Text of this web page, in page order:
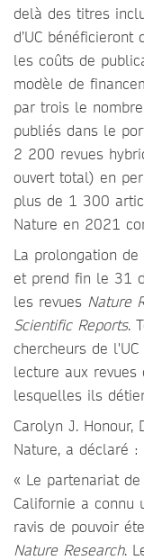
delà des titres
d’UC
les coûts de
modèle de
par trois le
publiés dans le
2 200 revues
ouvert total) en
plus de 1 300
Nature en 2021
La prolongation
et prend fin le 31
les revues Nature
Scientific Reports.
chercheurs de
lecture aux
lesquelles ils
Carolyn J.
Nature, a déclaré :
« Le partenariat
Californie a connu
ravis de pouvoir
Nature Research.